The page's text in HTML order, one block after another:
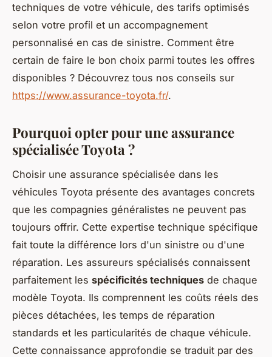
techniques de votre véhicule, des tarifs optimisés
selon votre profil et un accompagnement
personnalisé en cas de sinistre. Comment être
certain de faire le bon choix parmi toutes les offres
disponibles ? Découvrez tous nos conseils sur
https://www.assurance-toyota.fr/.
Pourquoi opter pour une assurance
spécialisée Toyota ?
Choisir une assurance spécialisée dans les
véhicules Toyota présente des avantages concrets
que les compagnies généralistes ne peuvent pas
toujours offrir. Cette expertise technique spécifique
fait toute la différence lors d'un sinistre ou d'une
réparation. Les assureurs spécialisés connaissent
parfaitement les spécificités techniques de chaque
modèle Toyota. Ils comprennent les coûts réels des
pièces détachées, les temps de réparation
standards et les particularités de chaque véhicule.
Cette connaissance approfondie se traduit par des